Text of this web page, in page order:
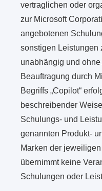
vertraglichen oder
zur Microsoft
angebotenen
sonstigen Leistungen
unabhängig und
Beauftragung durch
Begriffs „Copilot“
beschreibender
Schulungs- und
genannten Produkt-
Marken der
übernimmt keine
Schulungen oder